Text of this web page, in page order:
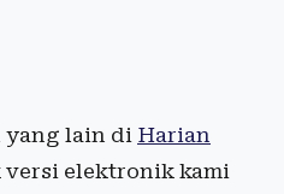
yang lain di Harian
versi elektronik kami